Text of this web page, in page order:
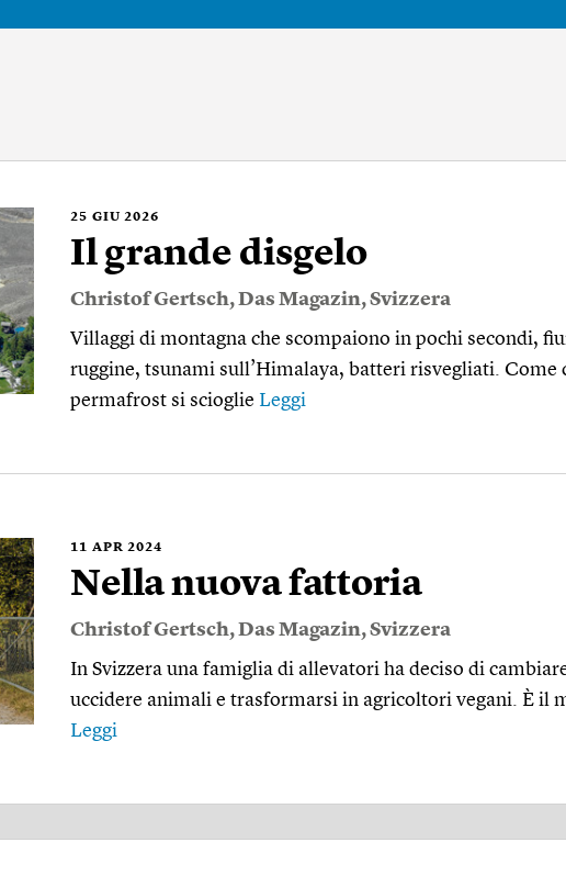
25 GIU 2026
Il grande disgelo
Christof Gertsch,Das Magazin,Svizzera
Villaggi di montagna che scompaiono in pochi secondi,
ruggine, tsunami sull’Himalaya, batteri risvegliati. Come
permafrost si scioglie Leggi
11 APR 2024
Nella nuova fattoria
Christof Gertsch,Das Magazin,Svizzera
In Svizzera una famiglia di allevatori ha deciso di
uccidere animali e trasformarsi in agricoltori vegani. È il
Leggi